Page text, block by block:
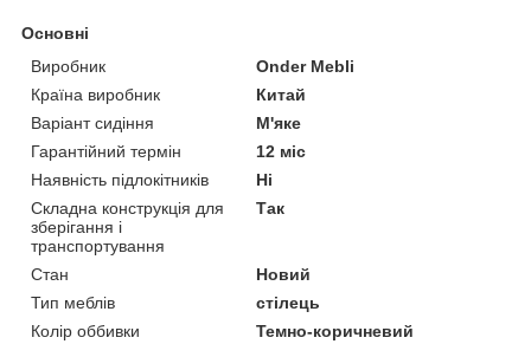
Основні
Виробник
Onder Mebli
Країна виробник
Китай
Варіант сидіння
М'яке
Гарантійний термін
12 міс
Наявність підлокітників
Ні
Складна конструкція для
зберігання і
транспортування
Так
Стан
Новий
Тип меблів
стілець
Колір оббивки
Темно-коричневий